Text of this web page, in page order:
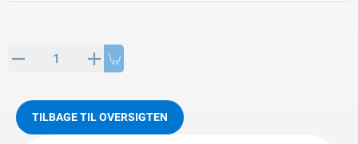
KO artikler
TILBAGE TIL OVERSIGTEN